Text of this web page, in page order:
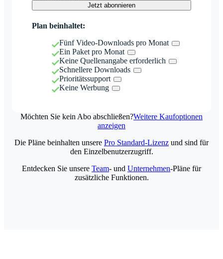
Jetzt abonnieren
Plan beinhaltet:
Fünf Video-Downloads pro Monat
Ein Paket pro Monat
Keine Quellenangabe erforderlich
Schnellere Downloads
Prioritätssupport
Keine Werbung
Möchten Sie kein Abo abschließen?Weitere Kaufoptionen
anzeigen
Die Pläne beinhalten unsere Pro Standard-Lizenz und sind für
den Einzelbenutzerzugriff.
Entdecken Sie unsere Team- und Unternehmen-Pläne für
zusätzliche Funktionen.